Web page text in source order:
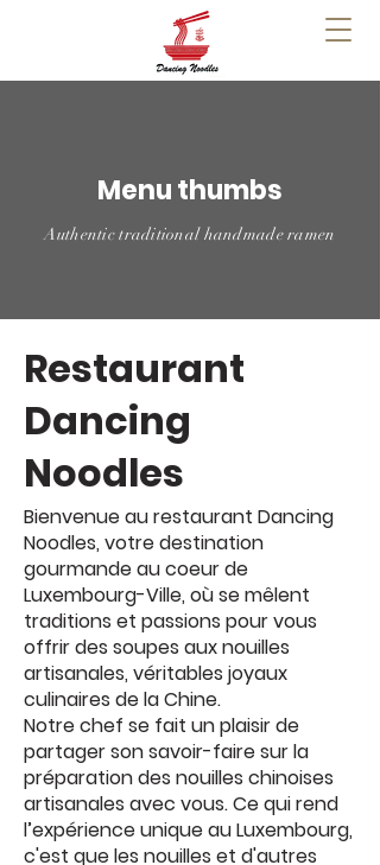
Menu thumbs
Authentic traditional handmade ramen
Restaurant
Dancing
Noodles
Bienvenue au restaurant Dancing
Noodles, votre destination
gourmande au coeur de
Luxembourg-Ville, où se mêlent
traditions et passions pour vous
offrir des soupes aux nouilles
artisanales, véritables joyaux
culinaires de la Chine.
Notre chef se fait un plaisir de
partager son savoir-faire sur la
préparation des nouilles chinoises
artisanales avec vous. Ce qui rend
l’expérience unique au Luxembourg,
c'est que les nouilles et d'autres